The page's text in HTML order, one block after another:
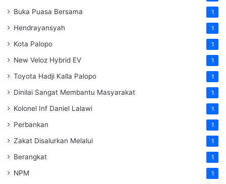
Buka Puasa Bersama 1
Hendrayansyah 1
Kota Palopo 1
New Veloz Hybrid EV 1
Toyota Hadji Kalla Palopo 1
Dinilai Sangat Membantu Masyarakat 1
Kolonel Inf Daniel Lalawi 1
Perbankan 1
Zakat Disalurkan Melalui 1
Berangkat 1
NPM 1